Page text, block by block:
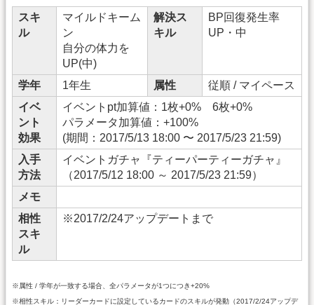
スキ
ル
マイルドキーム
ン
自分の体力を
UP(中)
解決ス
キル
BP回復発生率
UP・中
学年 1年生 属性
従順 / マイペース
イベ
ント
効果
イベントpt加算値：1枚+0% 6枚+0%
パラメータ加算値：+100%
(期間：2017/5/13 18:00 〜 2017/5/23 21:59)
入手
方法
イベントガチャ『ティーパーティーガチャ』
（2017/5/12 18:00 ～ 2017/5/23 21:59）
メモ
相性
スキ
ル
※2017/2/24アップデートまで
※属性 / 学年が一致する場合、全パラメータが1つにつき+20%
※相性スキル：リーダーカードに設定しているカードのスキルが発動（2017/2/24アップデ